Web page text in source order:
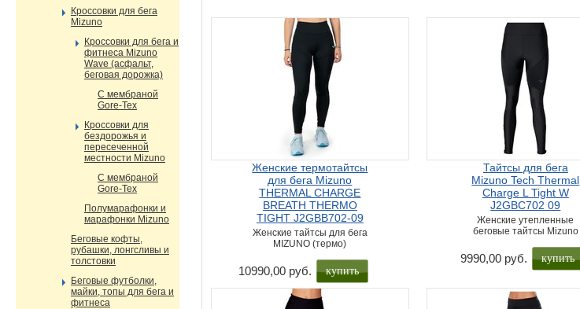
Женские термотайтсы
для бега Mizuno
THERMAL CHARGE
BREATH THERMO
TIGHT J2GBB702-09
Женские тайтсы для бега
MIZUNO (термо)
10990,00 руб. купить
Тайтсы для бега
Mizuno Tech Thermal
Charge L Tight W
J2GBC702 09
Женские утепленные
беговые тайтсы Mizuno
9990,00 руб. купить
Кроссовки для бега
Mizuno
Кроссовки для бега и
фитнеса Mizuno
Wave (асфальт,
беговая дорожка)
С мембраной
Gore-Tex
Кроссовки для
бездорожья и
пересеченной
местности Mizuno
С мембраной
Gore-Tex
Полумарафонки и
марафонки Mizuno
Беговые кофты,
рубашки, лонгсливы и
толстовки
Беговые футболки,
майки, топы для бега и
фитнеса